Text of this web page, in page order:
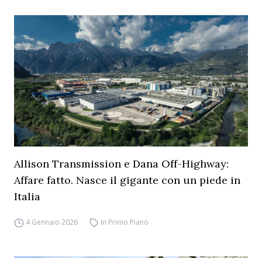
Allison Transmission e Dana Off-Highway:
Affare fatto. Nasce il gigante con un piede in
Italia
4 Gennaio 2026 In Primo Piano